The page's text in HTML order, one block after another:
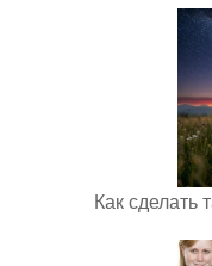
Как сделать